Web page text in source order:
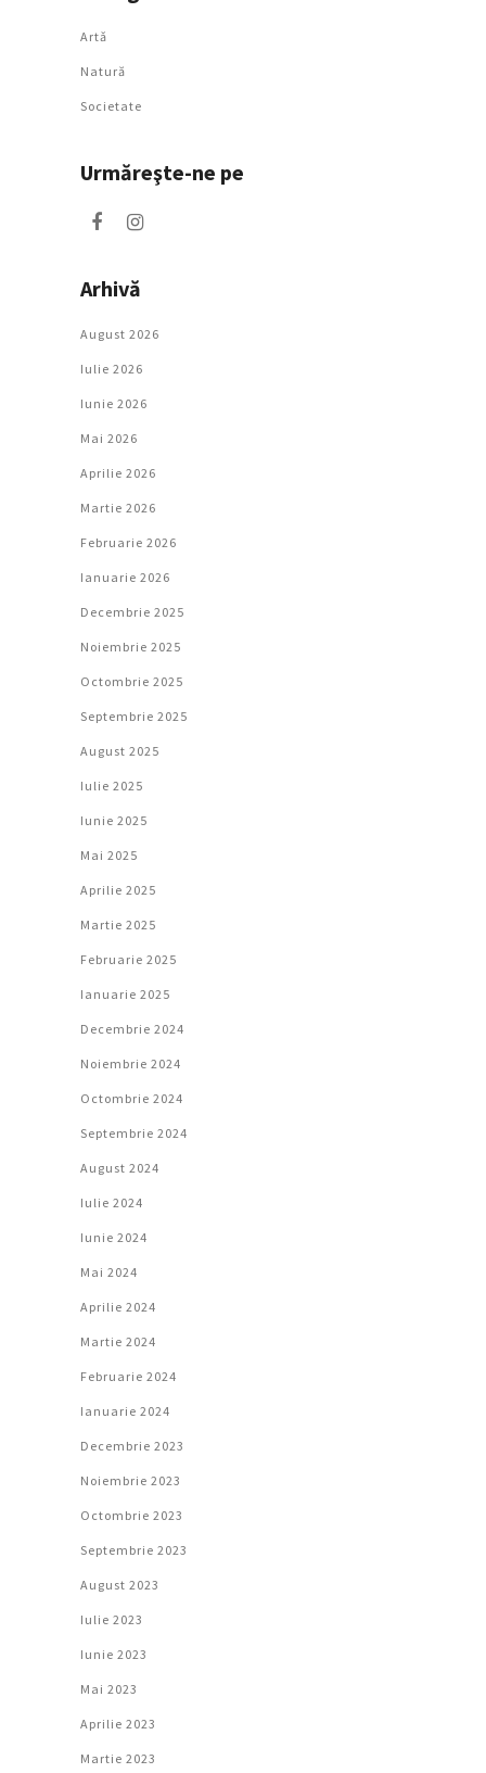
Artǎ
Natură
Societate
Urmăreşte-ne pe
Arhivă
August 2026
Iulie 2026
Iunie 2026
Mai 2026
Aprilie 2026
Martie 2026
Februarie 2026
Ianuarie 2026
Decembrie 2025
Noiembrie 2025
Octombrie 2025
Septembrie 2025
August 2025
Iulie 2025
Iunie 2025
Mai 2025
Aprilie 2025
Martie 2025
Februarie 2025
Ianuarie 2025
Decembrie 2024
Noiembrie 2024
Octombrie 2024
Septembrie 2024
August 2024
Iulie 2024
Iunie 2024
Mai 2024
Aprilie 2024
Martie 2024
Februarie 2024
Ianuarie 2024
Decembrie 2023
Noiembrie 2023
Octombrie 2023
Septembrie 2023
August 2023
Iulie 2023
Iunie 2023
Mai 2023
Aprilie 2023
Martie 2023